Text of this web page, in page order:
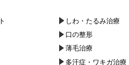
しわ・たるみ治療
口の整形
薄毛治療
多汗症・ワキガ治療